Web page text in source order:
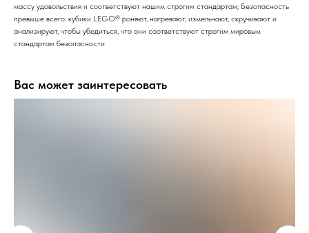
массу удовольствия и соответствуют нашим строгим стандартам; Безопасность
превыше всего: кубики LEGO® роняют, нагревают, измельчают, скручивают и
анализируют, чтобы убедиться, что они соответствуют строгим мировым
стандартам безопасности
Вас может заинтересовать